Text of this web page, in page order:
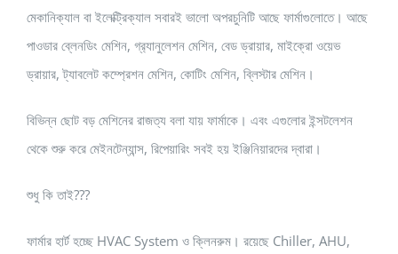
মেকানিক্যাল বা ইলেক্ট্রিক্যাল সবারই ভালো অপরচুনিটি আছে ফার্মাগুলোতে। আছে
পাওডার ব্লেনডিং মেশিন, গ্র‍্যানুলেশন মেশিন, বেড ড্রায়ার, মাইক্রো ওয়েভ
ড্রায়ার, ট্যাবলেট কম্প্রেশন মেশিন, কোটিং মেশিন, ব্লিস্টার মেশিন।
বিভিন্ন ছোট বড় মেশিনের রাজত্য বলা যায় ফার্মাকে। এবং এগুলোর ইন্সটলেশন
থেকে শুরু করে মেইনটেন্যান্স, রিপেয়ারিং সবই হয় ইঞ্জিনিয়ারদের দ্বারা।
শুধু কি তাই???
ফার্মার হার্ট হচ্ছে HVAC System ও ক্লিনরুম। রয়েছে Chiller, AHU,